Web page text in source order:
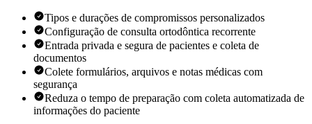
Tipos e durações de compromissos personalizados
Configuração de consulta ortodôntica recorrente
Entrada privada e segura de pacientes e coleta de
documentos
Colete formulários, arquivos e notas médicas com
segurança
Reduza o tempo de preparação com coleta automatizada de
informações do paciente